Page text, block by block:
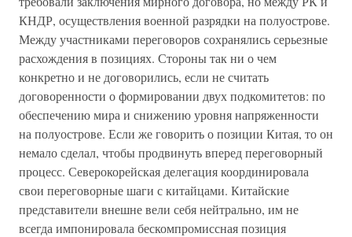
КНДР, осуществления военной разрядки на полуострове.
Между участниками переговоров сохранялись серьезные
расхождения в позициях. Стороны так ни о чем
конкретно и не договорились, если не считать
договоренности о формировании двух подкомитетов: по
обеспечению мира и снижению уровня напряженности
на полуострове. Если же говорить о позиции Китая, то он
немало сделал, чтобы продвинуть вперед переговорный
процесс. Северокорейская делегация координировала
свои переговорные шаги с китайцами. Китайские
представители внешне вели себя нейтрально, им не
всегда импонировала бескомпромиссная позиция